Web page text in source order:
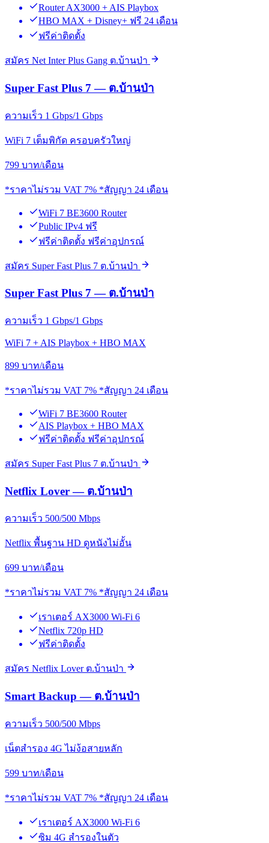
Router AX3000 + AIS Playbox
HBO MAX + Disney+ ฟรี 24 เดือน
ฟรีค่าติดตั้ง
สมัคร Net Inter Plus Gang ต.บ้านป่า
Super Fast Plus 7 — ต.บ้านป่า
ความเร็ว 1 Gbps/1 Gbps
WiFi 7 เต็มพิกัด ครอบครัวใหญ่
799 บาท/เดือน
*ราคาไม่รวม VAT 7% *สัญญา 24 เดือน
WiFi 7 BE3600 Router
Public IPv4 ฟรี
ฟรีค่าติดตั้ง ฟรีค่าอุปกรณ์
สมัคร Super Fast Plus 7 ต.บ้านป่า
Super Fast Plus 7 — ต.บ้านป่า
ความเร็ว 1 Gbps/1 Gbps
WiFi 7 + AIS Playbox + HBO MAX
899 บาท/เดือน
*ราคาไม่รวม VAT 7% *สัญญา 24 เดือน
WiFi 7 BE3600 Router
AIS Playbox + HBO MAX
ฟรีค่าติดตั้ง ฟรีค่าอุปกรณ์
สมัคร Super Fast Plus 7 ต.บ้านป่า
Netflix Lover — ต.บ้านป่า
ความเร็ว 500/500 Mbps
Netflix พื้นฐาน HD ดูหนังไม่อั้น
699 บาท/เดือน
*ราคาไม่รวม VAT 7% *สัญญา 24 เดือน
เราเตอร์ AX3000 Wi-Fi 6
Netflix 720p HD
ฟรีค่าติดตั้ง
สมัคร Netflix Lover ต.บ้านป่า
Smart Backup — ต.บ้านป่า
ความเร็ว 500/500 Mbps
เน็ตสำรอง 4G ไม่ง้อสายหลัก
599 บาท/เดือน
*ราคาไม่รวม VAT 7% *สัญญา 24 เดือน
เราเตอร์ AX3000 Wi-Fi 6
ซิม 4G สำรองในตัว